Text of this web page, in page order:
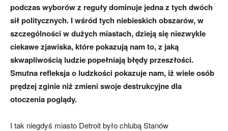
podczas wyborów z reguły dominuje jedna z tych dwóch
sił politycznych. I wśród tych niebieskich obszarów, w
szczególności w dużych miastach, dzieją się niezwykle
ciekawe zjawiska, które pokazują nam to, z jaką
skwapliwością ludzie popełniają błędy przeszłości.
Smutna refleksja o ludzkości pokazuje nam, iż wiele osób
prędzej zginie niż zmieni swoje destrukcyjne dla
otoczenia poglądy.
I tak niegdyś miasto Detroit było chlubą Stanów